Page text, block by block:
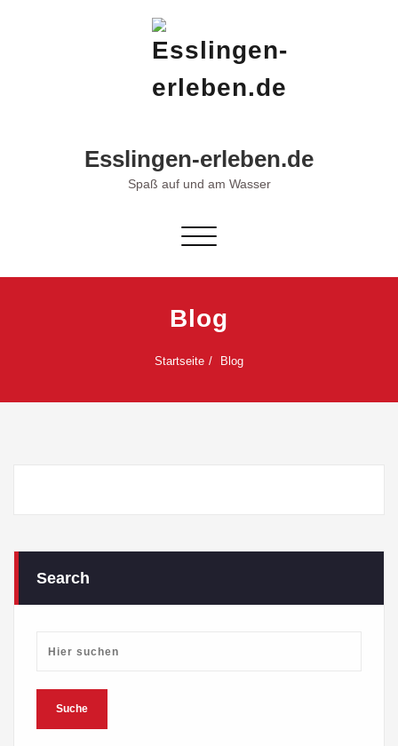
Esslingen-erleben.de
Spaß auf und am Wasser
Schalte Navigation
Blog
Startseite Blog
Search